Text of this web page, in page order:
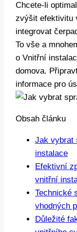
Chcete-li
zvýšit efektivitu
integrovat
To vše a
o Vnitřní
domova.
informace pro
Obsah článku
Jak vybrat
instalace
Efektivní
vnitřní
Technické
vhodných
Důležité